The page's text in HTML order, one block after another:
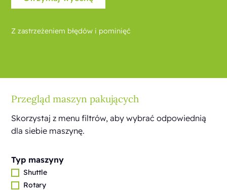
Z zastrzeżeniem błędów i pominięć
Przegląd maszyn pakujących
Skorzystaj z menu filtrów, aby wybrać odpowiednią
dla siebie maszynę.
Typ maszyny
Shuttle
Rotary